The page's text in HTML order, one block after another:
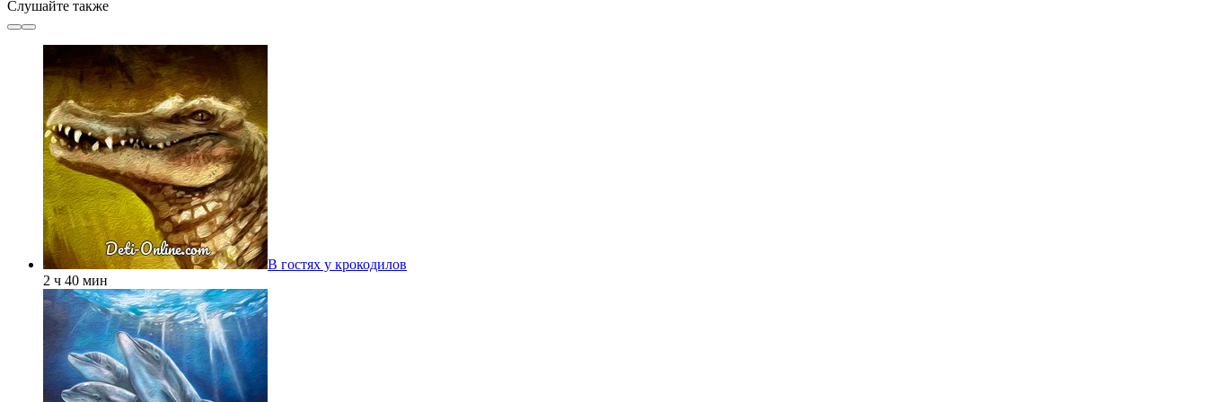
Слушайте также
В гостях у крокодилов
2 ч 40 мин